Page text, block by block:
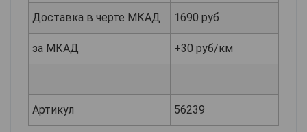
Доставка в черте МКАД 1690 руб
за МКАД +30 руб/км
Артикул 56239